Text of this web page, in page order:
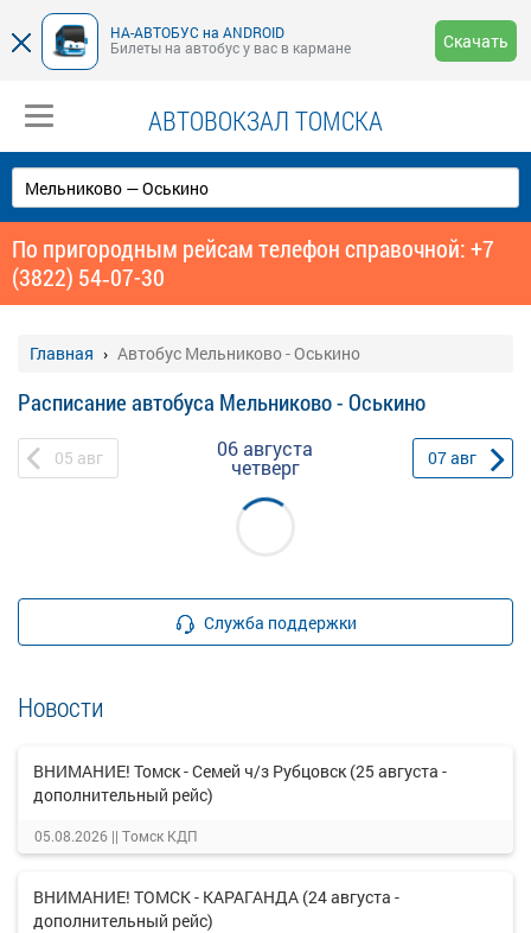
НА-АВТОБУС на ANDROID
Билеты на автобус у вас в кармане
Скачать
АВТОВОКЗАЛ ТОМСКА
По пригородным рейсам телефон справочной: +7
(3822) 54‑07-30
Главная Автобус Мельниково - Оськино
Расписание автобуса Мельниково - Оськино
05 авг 06 августа
четверг 07авг
Служба поддержки
Новости
ВНИМАНИЕ! Томск - Семей ч/з Рубцовск (25 августа -
дополнительный рейс)
05.08.2026 || Томск КДП
ВНИМАНИЕ! ТОМСК - КАРАГАНДА (24 августа -
дополнительный рейс)